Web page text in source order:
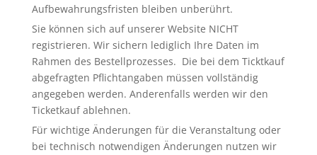
Aufbewahrungsfristen bleiben unberührt.
Sie können sich auf unserer Website NICHT
registrieren. Wir sichern lediglich Ihre Daten im
Rahmen des Bestellprozesses. Die bei dem Ticktkauf
abgefragten Pflichtangaben müssen vollständig
angegeben werden. Anderenfalls werden wir den
Ticketkauf ablehnen.
Für wichtige Änderungen für die Veranstaltung oder
bei technisch notwendigen Änderungen nutzen wir